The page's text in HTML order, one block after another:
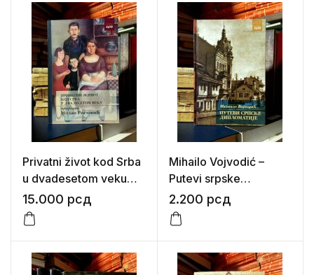
Privatni život kod Srba
u dvadesetom veku
(Priredio: Milan
Ristović)
15.000 рсд
Mihailo Vojvodić –
Putevi srpske
diplomatije
2.200 рсд